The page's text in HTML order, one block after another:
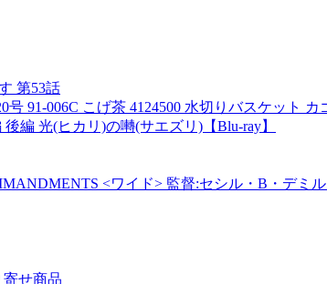
第53話
号 91-006C こげ茶 4124500 水切りバスケット
編 光(ヒカリ)の囀(サエズリ)【Blu-ray】
<ワイド> 監督:セシル・B・デミル
寄せ商品